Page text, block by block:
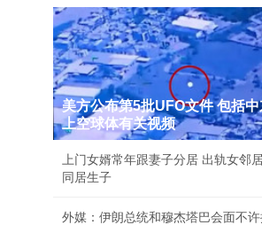
美方公布第5批UFO文件 包括
上空球体有关视频
上门女婿常年跟妻子分居 出轨女邻
同居生子
外媒：伊朗总统和穆杰塔巴会面不许